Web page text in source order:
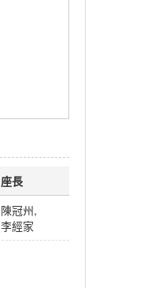
座長
陳冠州,
李經家